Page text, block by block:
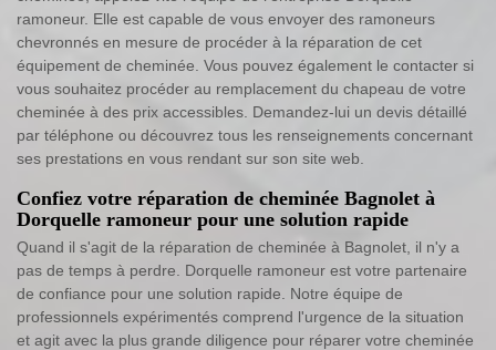
ramoneur. Elle est capable de vous envoyer des ramoneurs
chevronnés en mesure de procéder à la réparation de cet
équipement de cheminée. Vous pouvez également le contacter si
vous souhaitez procéder au remplacement du chapeau de votre
cheminée à des prix accessibles. Demandez-lui un devis détaillé
par téléphone ou découvrez tous les renseignements concernant
ses prestations en vous rendant sur son site web.
Confiez votre réparation de cheminée Bagnolet à
Dorquelle ramoneur pour une solution rapide
Quand il s'agit de la réparation de cheminée à Bagnolet, il n'y a
pas de temps à perdre. Dorquelle ramoneur est votre partenaire
de confiance pour une solution rapide. Notre équipe de
professionnels expérimentés comprend l'urgence de la situation
et agit avec la plus grande diligence pour réparer votre cheminée